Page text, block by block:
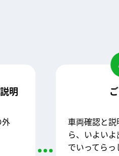
明
車両確認と
ら、いよい
でいってらっ